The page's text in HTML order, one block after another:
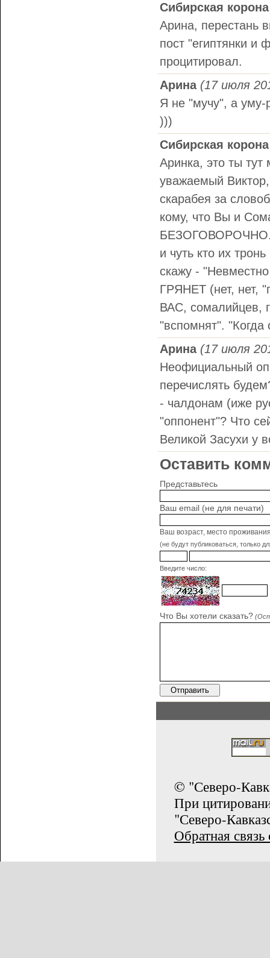
Сибирская корона
Арина, перестань
пост "египтянки и
процитировал.
Арина (17 июля
Я не "мучу", а уму-
)))
Сибирская корона
Аринка, это ты тут
уважаемый
скарабея за
кому, что Вы и
БЕЗОГОВОРОЧНО.
и чуть кто их
скажу -
ГРЯНЕТ (нет, нет,
ВАС, сомалийцев,
"вспомнят".
Арина (17 июля
Неофициальный
перечислять
- чалдонам (иже
"оппонент"? Что
Великой Засухи у
Оставить
Представьтесь
Ваш email (не для печати)
Ваш возраст, место
(не будут публиковаться, только
Введите число:
Что Вы хотели сказать?
© "Северо-
При
"Северо-
Обратная